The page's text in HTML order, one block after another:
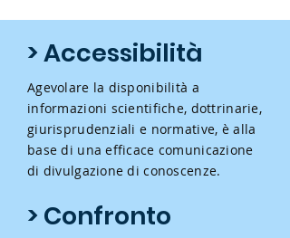
> Accessibilità
Agevolare la disponibilità a
informazioni scientifiche, dottrinarie,
giurisprudenziali e normative, è alla
base di una efficace comunicazione
di divulgazione di conoscenze.
> Confronto